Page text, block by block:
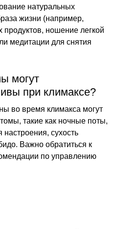
натуральных
жизни (например,
продуктов, ношение легкой
медитации для снятия
могут
при климаксе?
во время климакса могут
такие как ночные поты,
сухость
Важно обратиться к
по управлению